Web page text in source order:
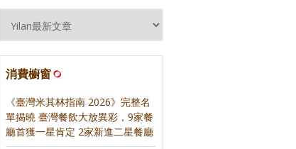
不成對，飯碗｜寫樂文化
消費櫥窗
《臺灣米其林指南 2026》完整名
單揭曉 臺灣餐飲大放異彩，9家餐
廳首獲一星肯定 2家新進二星餐廳